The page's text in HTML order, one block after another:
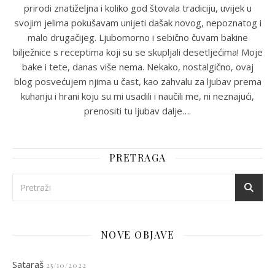
prirodi znatiželjna i koliko god štovala tradiciju, uvijek u
svojim jelima pokušavam unijeti dašak novog, nepoznatog i
malo drugačijeg. Ljubomorno i sebično čuvam bakine
bilježnice s receptima koji su se skupljali desetljećima! Moje
bake i tete, danas više nema. Nekako, nostalgično, ovaj
blog posvećujem njima u čast, kao zahvalu za ljubav prema
kuhanju i hrani koju su mi usadili i naučili me, ni neznajući,
prenositi tu ljubav dalje….
PRETRAGA
NOVE OBJAVE
Sataraš 25/10/2022